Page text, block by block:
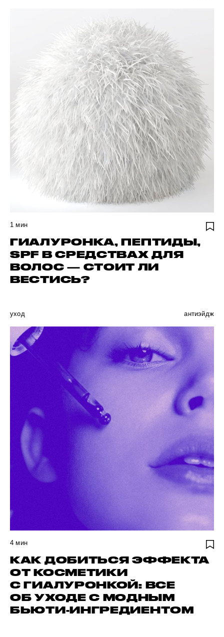
1 мин
ГИАЛУРОНКА, ПЕПТИДЫ,
SPF В СРЕДСТВАХ ДЛЯ
ВОЛОС — СТОИТ ЛИ
ВЕСТИСЬ?
уход антиэйдж
4 мин
КАК ДОБИТЬСЯ ЭФФЕКТА
ОТ КОСМЕТИКИ
С ГИАЛУРОНКОЙ: ВСЕ
ОБ УХОДЕ С МОДНЫМ
БЬЮТИ-ИНГРЕДИЕНТОМ